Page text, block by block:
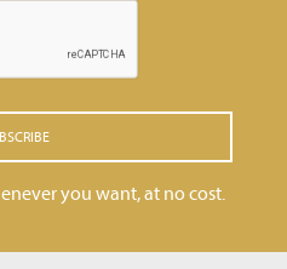
you want, at no cost.